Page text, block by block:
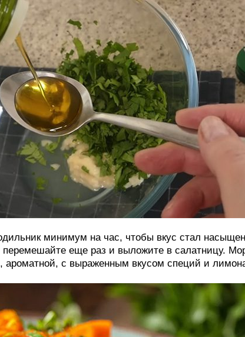
минимум на час, чтобы вкус стал
еще раз и выложите в салатницу.
ароматной, с выраженным вкусом специй и